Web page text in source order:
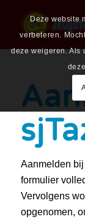
Aanmelden
formulier
Vervolgens
opgenomen,
Deze website
verbeteren.
deze weigeren. Als